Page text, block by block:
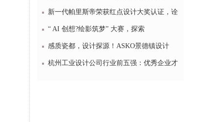
新一代帕里斯帝荣获红点设计大奖认证，诠
“ AI 创想?绘影筑梦” 大赛，探索
感质瓷都，设计探源！ASKO景德镇设计
杭州工业设计公司行业前五强：优秀企业才